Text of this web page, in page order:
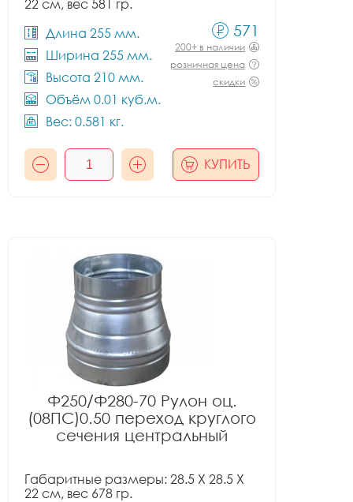
22 см, вес 581 гр.
Длина 255 мм.
Ширина 255 мм.
Высота 210 мм.
Объём 0.01 куб.м.
Вес: 0.581 кг.
571
200+ в наличии
розничная цена
скидки
КУПИТЬ
Ф250/Ф280-70 Рулон оц.
(08ПС)0.50 переход круглого
сечения центральный
Габаритные размеры: 28.5 X 28.5 X
22 см, вес 678 гр.